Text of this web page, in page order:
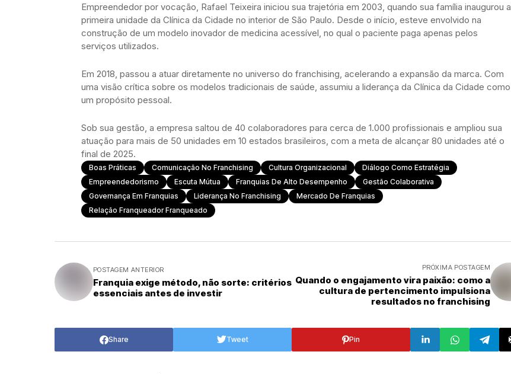
Empreendedor por vocação, Rafael Teixeira iniciou sua trajetória em 2003, quando sua família inaugurou a
primeira unidade da Clínica da Cidade no interior de São Paulo. Desde o início, esteve envolvido na
construção de um modelo inovador de medicina acessível, no qual o paciente paga apenas pelos
serviços utilizados.
Em 2018, passou a atuar diretamente no universo do franchising, acelerando a expansão da marca. Com
uma visão crítica sobre os modelos tradicionais de saúde, assumiu a liderança da Clínica da Cidade como
um propósito pessoal.
Sob sua gestão, a empresa saltou de 40 colaboradores para cerca de 1.000 profissionais e ampliou sua
atuação para mais de 50 unidades em 10 estados brasileiros, com a meta de alcançar 80 unidades até o
final de 2025.
Boas Práticas Comunicação No Franchising Cultura Organizacional
Diálogo Como Estratégia
Empreendedorismo
Escuta Mútua Franquias De Alto Desempenho
Gestão Colaborativa
Governança Em Franquias
Liderança No Franchising
Mercado De Franquias
Relação Franqueador Franqueado
POSTAGEM ANTERIOR
Franquia exige método, não sorte: critérios
essenciais antes de investir
PRÓXIMA POSTAGEM
Quando o engajamento vira paixão: como a
cultura de pertencimento impulsiona
resultados no franchising
Share Tweet Pin